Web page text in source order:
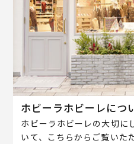
ホビーラホビーレにつ
ホビーラホビーレの大切に
いて、こちらからご覧いた